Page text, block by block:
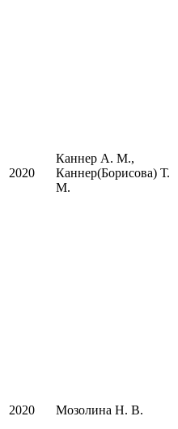
2020
Каннер А. М.,
Каннер(Борисова) Т.
М.
2020 Мозолина Н. В.